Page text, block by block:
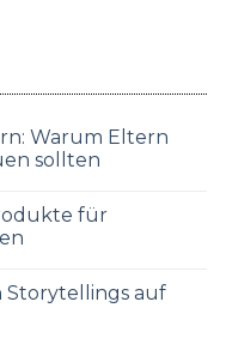
Warum Eltern
sollten
für
Storytellings auf